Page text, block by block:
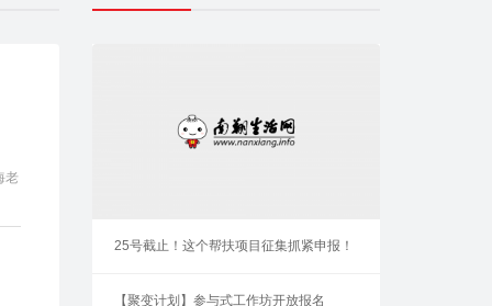
老
25号截止！这个帮扶项目征集抓紧申报！
【聚变计划】参与式工作坊开放报名